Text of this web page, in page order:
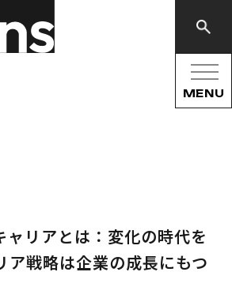
MENU
ャリアとは：変化の時代を
ア戦略は企業の成長にもつ